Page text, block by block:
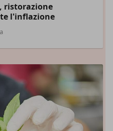
ristorazione
l'inflazione